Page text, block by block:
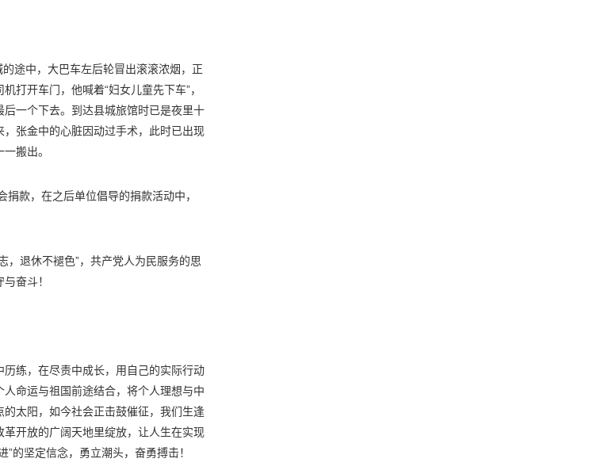
途中，大巴车左后轮冒出滚滚浓烟，正
打开车门，他喊着“妇女儿童先下车”，
一个下去。到达县城旅馆时已是夜里十
张金中的心脏因动过手术，此时已出现
搬出。
款，在之后单位倡导的捐款活动中，
，退休不褪色”，共产党人为民服务的思
奋斗！
练，在尽责中成长，用自己的实际行动
命运与祖国前途结合，将个人理想与中
太阳，如今社会正击鼓催征，我们生逢
开放的广阔天地里绽放，让人生在实现
的坚定信念，勇立潮头，奋勇搏击！